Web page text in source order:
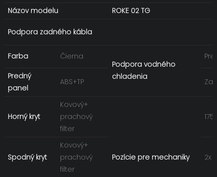
Názov modelu ROKE 02 TG
Podpora zadného kábla
Farba
Čierna
Podpora vodného
chladenia
Predný
panel
ABS+TP
Horný kryt
Kovový+
prachový
filter
Pozície pre mechaniky
Spodný kryt
Kovový+
prachový
filter
2x